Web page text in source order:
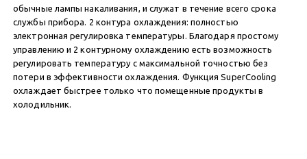
обычные лампы накаливания, и служат в течение всего срока
службы прибора. 2 контура охлаждения: полностью
электронная регулировка температуры. Благодаря простому
управлению и 2 контурному охлаждению есть возможность
регулировать температуру с максимальной точностью без
потери в эффективности охлаждения. Функция SuperCooling
охлаждает быстрее только что помещенные продукты в
холодильник.